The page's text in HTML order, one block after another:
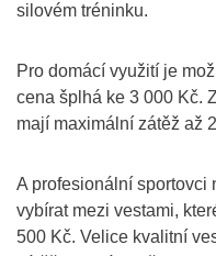
silovém tréninku.
Pro domácí využití je
cena šplhá ke 3 000 Kč.
mají maximální zátěž až
A profesionální sportovci
vybírat mezi vestami,
500 Kč. Velice kvalitní